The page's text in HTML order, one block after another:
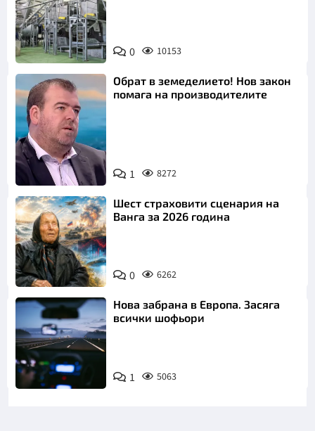
0 10153
Снимка: бТВ
Обрат в земеделието! Нов закон
помага на производителите
1 8272
Шест страховити сценария на
Ванга за 2026 година
0 6262
Нова забрана в Европа. Засяга
всички шофьори
1 5063